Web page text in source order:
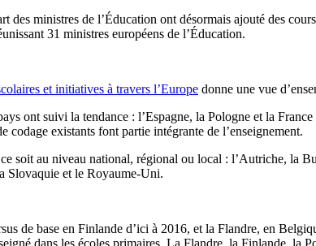
des ministres de l’Éducation ont désormais ajouté des
31 ministres européens de l’Éducation.
et initiatives à travers l’Europe donne une vue
ont suivi la tendance : l’Espagne, la Pologne et la
existants font partie intégrante de l’enseignement.
soit au niveau national, régional ou local : l’Autriche, la
Slovaquie et le Royaume-Uni.
de base en Finlande d’ici à 2016, et la Flandre, en